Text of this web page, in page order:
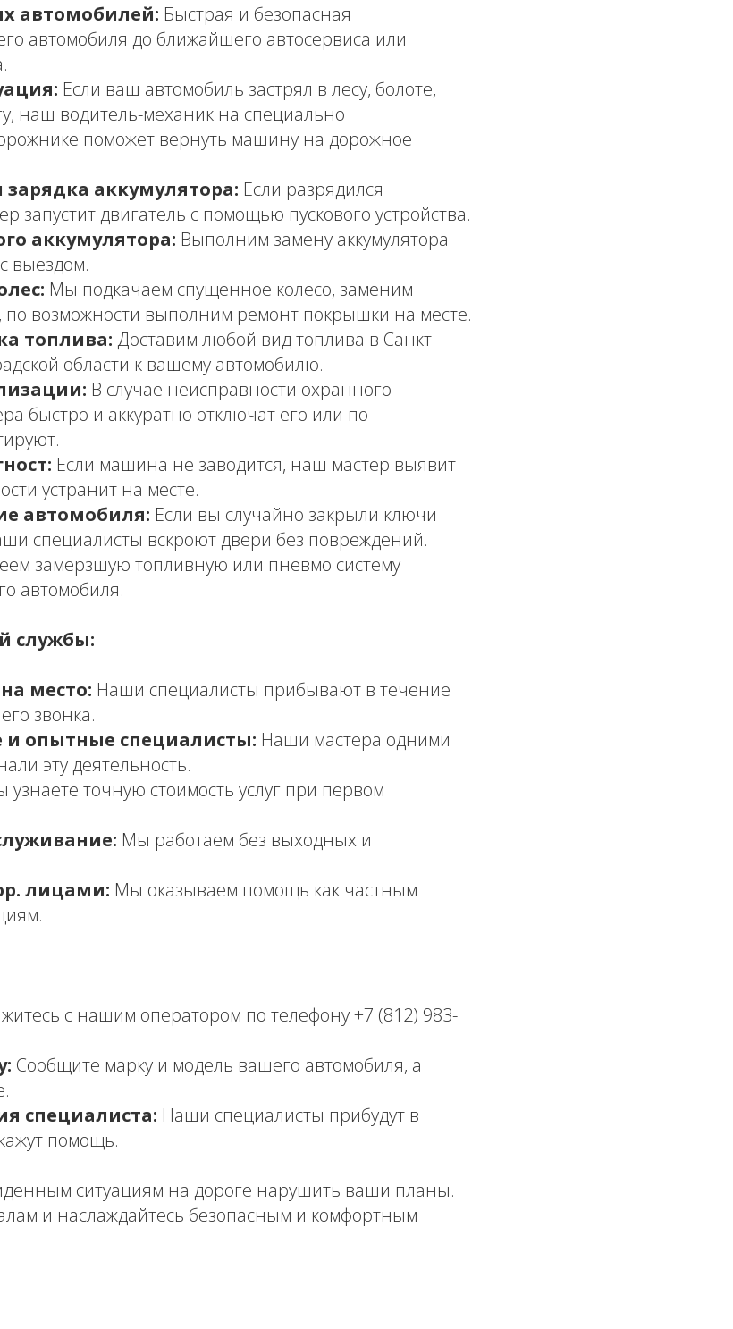
автомобилей: Быстрая и безопасная
автомобиля до ближайшего автосервиса или
Если ваш автомобиль застрял в лесу, болоте,
наш водитель-механик на специально
поможет вернуть машину на дорожное
зарядка аккумулятора: Если разрядился
запустит двигатель с помощью пускового устройства.
аккумулятора: Выполним замену аккумулятора
выездом.
Мы подкачаем спущенное колесо, заменим
по возможности выполним ремонт покрышки на месте.
топлива: Доставим любой вид топлива в Санкт-
области к вашему автомобилю.
В случае неисправности охранного
быстро и аккуратно отключат его или по
Если машина не заводится, наш мастер выявит
устранит на месте.
автомобиля: Если вы случайно закрыли ключи
специалисты вскроют двери без повреждений.
замерзшую топливную или пневмо систему
автомобиля.
службы:
место: Наши специалисты прибывают в течение
звонка.
и опытные специалисты: Наши мастера одними
эту деятельность.
узнаете точную стоимость услуг при первом
Мы работаем без выходных и
лицами: Мы оказываем помощь как частным
с нашим оператором по телефону +7 (812) 983-
Сообщите марку и модель вашего автомобиля, а
специалиста: Наши специалисты прибудут в
помощь.
ситуациям на дороге нарушить ваши планы.
и наслаждайтесь безопасным и комфортным